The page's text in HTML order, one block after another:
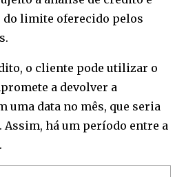
do limite oferecido pelos
o cliente pode utilizar o
a devolver a
uma data no mês, que seria
Assim, há um período entre a